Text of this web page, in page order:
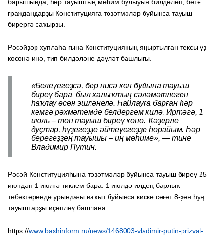
барышында, һәр тауыштың мөһим булыуын билдәләп, бөтә
граждандарҙы Конституцияға төҙәтмәләр буйынса тауыш
бирергә саҡырҙы.
Рәсәйҙәр хуплаһа ғына Конституцияның яңыртылған тексы үҙ
көсөнә инә, тип билдәләне дәүләт башлығы.
«Белеүегеҙсә, бер нисә көн буйына тауыш
биреү бара, был халыҡтың сәләмәтлеген
һаҡлау өсөн эшләнелә. Һайлауға барған һәр
кемгә рәхмәтемде белдергем килә. Иртәгә, 1
июль – төп тауыш биреү көнө. Ҡәҙерле
дуҫтар, һүҙегеҙҙе әйтеүегеҙҙе һорайым. Һәр
берегеҙҙең тауышы – иң мөһиме», — тине
Владимир Путин.
Рәсәй Конституцияһына төҙәтмәләр буйынса тауыш биреү 25
июндән 1 июлгә тиклем бара. 1 июлдә илдең барлыҡ
төбәктәрендә урындағы ваҡыт буйынса киске сәғәт 8-ҙән һуң
тауыштарҙы иҫәпләү башлана.
https://www.bashinform.ru/news/1468003-vladimir-putin-prizval-